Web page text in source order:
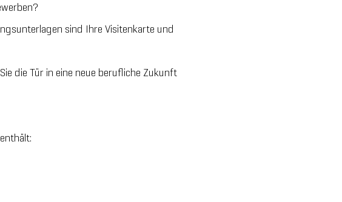
sind Ihre Visitenkarte und
die Tür in eine neue berufliche Zukunft